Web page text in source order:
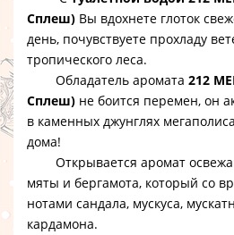
Сплеш) Вы вдохнете глоток
день, почувствуете прохладу
тропического леса.
Обладатель аромата 212
Сплеш) не боится перемен, он
в каменных джунглях
дома!
Открывается аромат
мяты и бергамота, который со
нотами сандала, мускуса,
кардамона.